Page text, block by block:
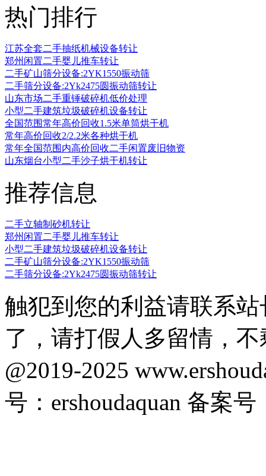
热门排行
江苏全套二手抽纸机械设备转让
郑州闲置二手婴儿推车转让
二手矿山筛分设备:2YK1550振动筛
二手筛分设备:2Yk2475圆振动筛转让
山东市场二手重锤破碎机低价处理
小型二手建筑垃圾破碎机设备转让
全国范围常年高价回收1.5米单筒烘干机
常年高价回收2/2.2米各种烘干机
常年全国范围内高价回收二手闲置废旧物资
山东烟台小型二手沙子烘干机转让
推荐信息
二手立轴制砂机转让
郑州闲置二手婴儿推车转让
小型二手建筑垃圾破碎机设备转让
二手矿山筛分设备:2YK1550振动筛
二手筛分设备:2Yk2475圆振动筛转让
触犯到您的利益请联系
了，请打假人多留情，
@2019-2025
号：ershoudaquan 备案